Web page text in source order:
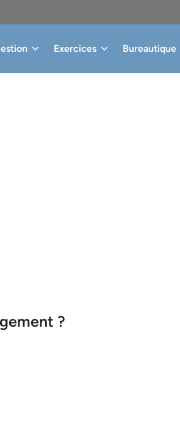
Exercices Bureautique
?